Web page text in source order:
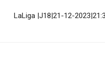
LaLiga |J18|21-12-